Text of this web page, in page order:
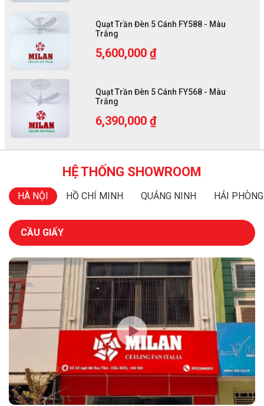
Quạt Trần Đèn 5 Cánh FY588 - Màu
Trắng
5,600,000 ₫
Quạt Trần Đèn 5 Cánh FY568 - Màu
Trắng
6,390,000 ₫
HỆ THỐNG SHOWROOM
HÀ NỘI HỒ CHÍ MINH QUẢNG NINH HẢI PHÒNG
CẦU GIẤY